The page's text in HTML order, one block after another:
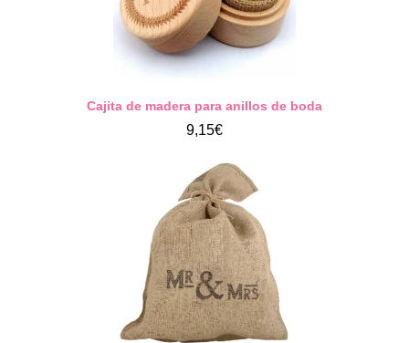
Cajita de madera para anillos de boda
9,15€